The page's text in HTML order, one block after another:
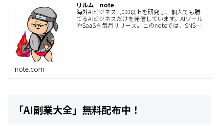
リルム｜note
海外AIビジネス1,000以上を研究し、個人でも勝
てるAIビジネスだけを発信しています。AIツール
やSaaSを毎月リリース。このnoteでは、SNSで
note.com
「AI副業大全」無料配布中！